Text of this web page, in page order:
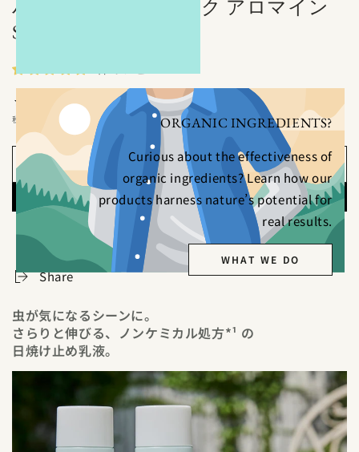
ORGANIC INGREDIENTS?
Curious about the effectiveness of
organic ingredients? Learn how our
products harness nature’s potential for
real results.
WHAT WE DO
バリア モイストミルク アロマイン
SPF50+ PA+++ 50G
定
価
¥ 2,420
税込み。
カートに入れる
別のお支払い方法
Share
虫が気になるシーンに。
さらりと伸びる、ノンケミカル処方*¹ の
日焼け止め乳液。